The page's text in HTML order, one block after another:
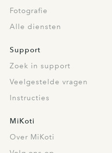
Fotografie
Alle diensten
Support
Zoek in support
Veelgestelde vragen
Instructies
MiKoti
Over MiKoti